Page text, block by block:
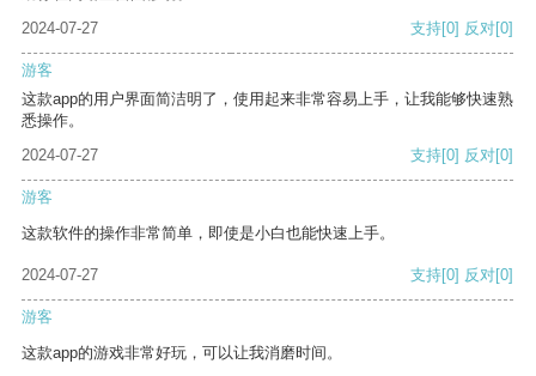
2024-07-27
支持[0] 反对[0]
游客
这款app的用户界面简洁明了，使用起来非常容易上手，让我能够快速熟
悉操作。
2024-07-27
支持[0] 反对[0]
游客
这款软件的操作非常简单，即使是小白也能快速上手。
2024-07-27 支持[0] 反对[0]
游客
这款app的游戏非常好玩，可以让我消磨时间。